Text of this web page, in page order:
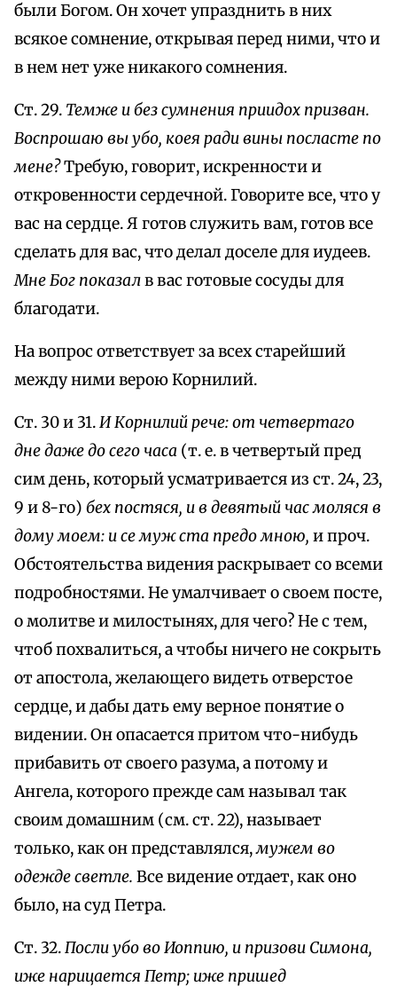
были Богом. Он хочет упразднить в них
всякое сомнение, открывая перед ними, что и
в нем нет уже никакого сомнения.
Ст. 29. Темже и без сумнения приидох призван.
Воспрошаю вы убо, коея ради вины посласте по
мене?Требую, говорит, искренности и
откровенности сердечной. Говорите все, что у
вас на сердце. Я готов служить вам, готов все
сделать для вас, что делал доселе для иудеев.
Мне Бог показалв вас готовые сосуды для
благодати.
На вопрос ответствует за всех старейший
между ними верою Корнилий.
Ст. 30 и 31.И Корнилий рече: от четвертаго
дне даже до сего часа (т. е. в четвертый пред
сим день, который усматривается из ст. 24, 23,
9 и 8-го) бех постяся, и в девятый час моляся в
дому моем: и ce муж ста предо мною, и проч.
Обстоятельства видения раскрывает со всеми
подробностями. Не умалчивает о своем посте,
о молитве и милостынях, для чего? Не с тем,
чтоб похвалиться, а чтобы ничего не сокрыть
от апостола, желающего видеть отверстое
сердце, и дабы дать ему верное понятие о
видении. Он опасается притом что-нибудь
прибавить от своего разума, а потому и
Ангела, которого прежде сам называл так
своим домашним (см. ст. 22), называет
только, как он представлялся,мужем во
одежде светле. Все видение отдает, как оно
было, на суд Петра.
Ст. 32.Посли убо во Иоппию, и призови Симона,
иже нарицается Петр; иже пришед